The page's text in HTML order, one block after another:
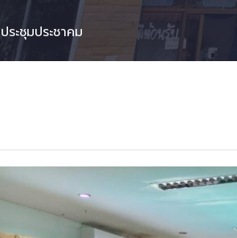
ประชุมประชาคม